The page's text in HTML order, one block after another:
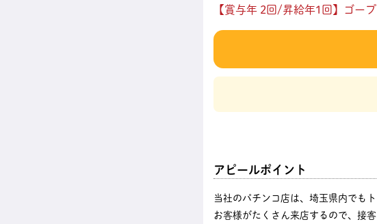
【賞与年 2回/昇給年1回】ゴー
アピールポイント
当社のパチンコ店は、埼玉県内でも
お客様がたくさん来店するので、接